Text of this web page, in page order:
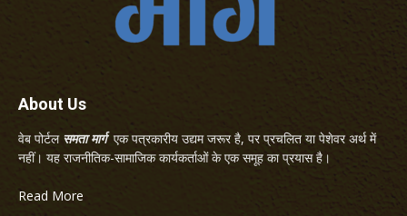
About Us
वेब पोर्टल समता मार्गएक पत्रकारीय उद्यम जरूर है, पर प्रचलित या पेशेवर अर्थ में
नहीं। यह राजनीतिक-सामाजिक कार्यकर्ताओं के एक समूह का प्रयास है।
Read More